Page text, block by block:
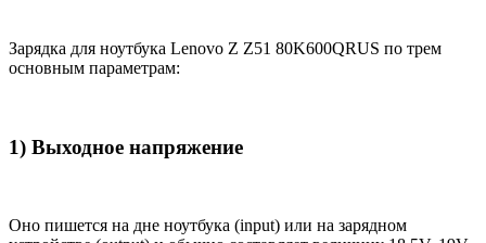
Зарядка для ноутбука Lenovo Z Z51 80K600QRUS по трем
основным параметрам:
1) Выходное напряжение
Оно пишется на дне ноутбука (input) или на зарядном